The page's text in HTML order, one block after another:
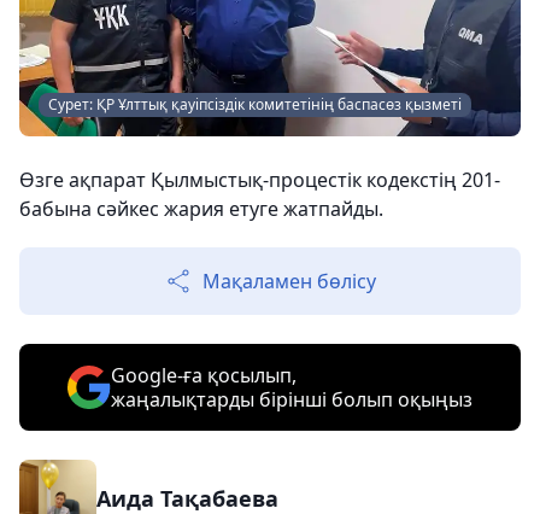
Сурет: ҚР Ұлттық қауіпсіздік комитетінің баспасөз қызметі
Өзге ақпарат Қылмыстық-процестік кодекстің 201-
бабына сәйкес жария етуге жатпайды.
Мақаламен бөлісу
Google-ға қосылып,
жаңалықтарды бірінші болып оқыңыз
Аида Тақабаева